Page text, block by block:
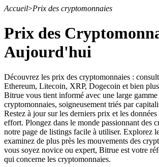
Contrats à terme
Futures USDT
Accueil>Prix des cryptomonnaies
Prix des
Aujourd'hui
Découvrez les prix des cryptomonnaies :
Ethereum, Litecoin, XRP, Dogecoin et bien
Bitrue vous tient informé avec une large
cryptomonnaies, soigneusement triés par
Restez à jour sur les derniers prix et les
effort. Plongez dans le monde passionnant des
notre page de listings facile à utiliser. Explorez
examinez de plus près les mouvements des
vous soyez novice ou expert, Bitrue est votre
qui concerne les cryptomonnaies.